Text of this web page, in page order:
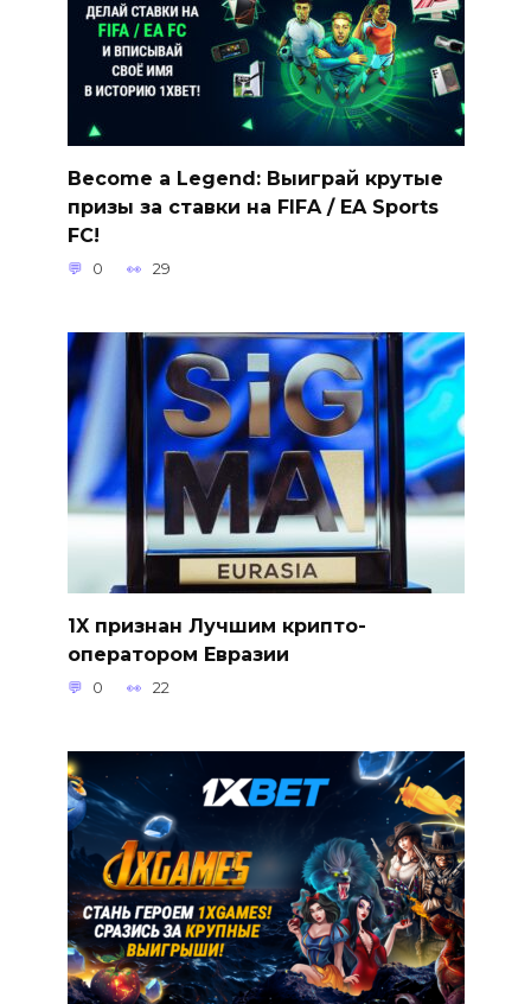
Become a Legend: Выиграй крутые
призы за ставки на FIFA / EA Sports
FC!
0 29
1X признан Лучшим крипто-
оператором Евразии
0 22